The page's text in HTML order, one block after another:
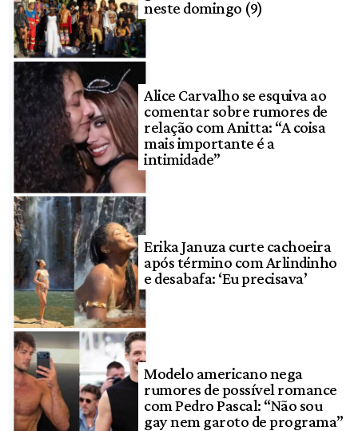
neste domingo (9)
Alice Carvalho se esquiva ao
comentar sobre rumores de
relação com Anitta: “A coisa
mais importante é a
intimidade”
Erika Januza curte cachoeira
após término com Arlindinho
e desabafa: ‘Eu precisava’
Modelo americano nega
rumores de possível romance
com Pedro Pascal: “Não sou
gay nem garoto de programa”